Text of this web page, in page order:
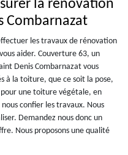
la rénovation
Combarnazat
les travaux de rénovation
aider. Couverture 63, un
Denis Combarnazat vous
à la toiture, que ce soit la pose,
une toiture végétale, en
confier les travaux. Nous
Demandez nous donc un
Nous proposons une qualité